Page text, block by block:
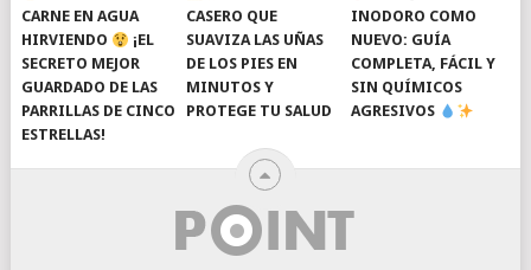
CARNE EN AGUA
HIRVIENDO
¡EL
SECRETO MEJOR
GUARDADO DE LAS
PARRILLAS DE CINCO
ESTRELLAS!
CASERO QUE
SUAVIZA LAS UÑAS
DE LOS PIES EN
MINUTOS Y
PROTEGE TU SALUD
INODORO COMO
NUEVO: GUÍA
COMPLETA, FÁCIL Y
SIN QUÍMICOS
AGRESIVOS